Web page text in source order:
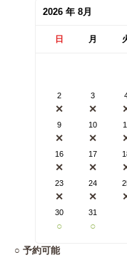
2026 年 8月
日 月
2
✕
3
✕
9
✕
10
✕
16
✕
17
✕
23
✕
24
✕
30
○
31
○
○ 予約可能